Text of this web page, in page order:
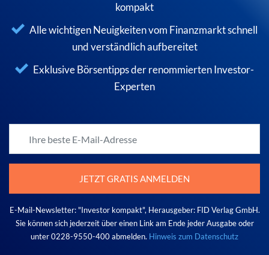
kompakt
Alle wichtigen Neuigkeiten vom Finanzmarkt schnell
und verständlich aufbereitet
Exklusive Börsentipps der renommierten Investor-
Experten
JETZT GRATIS ANMELDEN
E-Mail-Newsletter: "Investor kompakt", Herausgeber: FID Verlag GmbH.
Sie können sich jederzeit über einen Link am Ende jeder Ausgabe oder
unter 0228-9550-400 abmelden. Hinweis zum Datenschutz